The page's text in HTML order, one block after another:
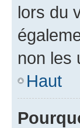
lors du
non les
Haut